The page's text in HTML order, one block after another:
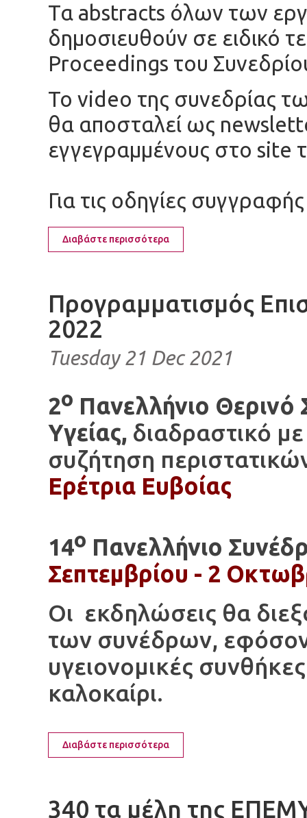
Τα abstracts όλων των
δημοσιευθούν σε ειδικό
Proceedings του
Το video της συνεδρίας
θα αποσταλεί ως
εγγεγραμμένους στο site
Για τις οδηγίες
Διαβάστε περισσότερα
Προγραμματισμός
2022
Tuesday 21 Dec 2021
2ο Πανελλήνιο
Υγείας, διαδραστικό
συζήτηση
Ερέτρια Ευβοίας
14ο Πανελλήνιο
Σεπτεμβρίου - 2
Οι εκδηλώσεις θα
των συνέδρων, εφόσον
υγειονομικές
καλοκαίρι.
Διαβάστε περισσότερα
340 τα μέλη της